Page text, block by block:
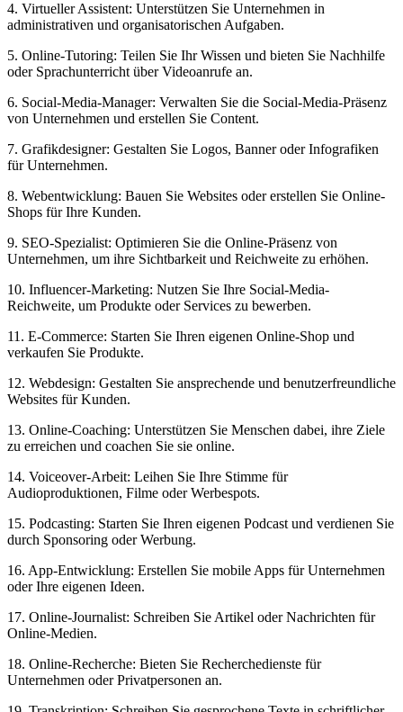
4. Virtueller Assistent: ‍Unterstützen Sie Unternehmen in⁤
administrativen und organisatorischen Aufgaben.
5. Online-Tutoring: Teilen Sie Ihr Wissen und bieten ⁢Sie Nachhilfe
oder Sprachunterricht über Videoanrufe an.
6. Social-Media-Manager: Verwalten Sie die Social-Media-Präsenz
von Unternehmen ​und erstellen Sie Content.
7. ​Grafikdesigner: Gestalten Sie Logos, Banner oder ⁢Infografiken
für Unternehmen.
8. Webentwicklung: Bauen Sie Websites oder erstellen Sie Online-
Shops ⁢für​ Ihre Kunden.
9. SEO-Spezialist: Optimieren Sie die ⁤Online-Präsenz von
Unternehmen, um ihre‌ Sichtbarkeit und Reichweite zu erhöhen.
10. Influencer-Marketing: Nutzen Sie Ihre⁤ Social-Media-
Reichweite, um Produkte oder Services ⁤zu bewerben.
11. E-Commerce: Starten Sie Ihren eigenen​ Online-Shop⁣ und
⁤verkaufen Sie Produkte.
12. Webdesign: Gestalten Sie ⁣ansprechende​ und benutzerfreundliche
Websites für Kunden.
13. Online-Coaching: Unterstützen Sie Menschen⁢ dabei, ihre Ziele
zu⁢ erreichen und​ coachen Sie ⁤sie online.
14. Voiceover-Arbeit: Leihen Sie Ihre⁣ Stimme für
Audioproduktionen, Filme oder Werbespots.
15. Podcasting: Starten Sie Ihren eigenen Podcast und verdienen ‌Sie
⁢durch‌ Sponsoring oder Werbung.
16. App-Entwicklung: Erstellen ⁤Sie mobile Apps für Unternehmen
oder Ihre eigenen Ideen.
17. Online-Journalist: Schreiben Sie Artikel oder Nachrichten für
Online-Medien.
18. Online-Recherche: Bieten Sie Recherchedienste für
Unternehmen oder Privatpersonen⁤ an.